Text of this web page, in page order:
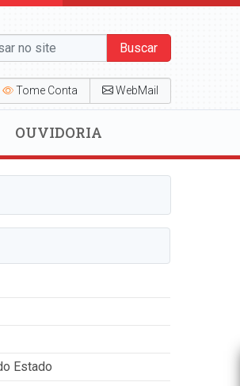
Buscar
Tome Conta WebMail
OUVIDORIA
Estado